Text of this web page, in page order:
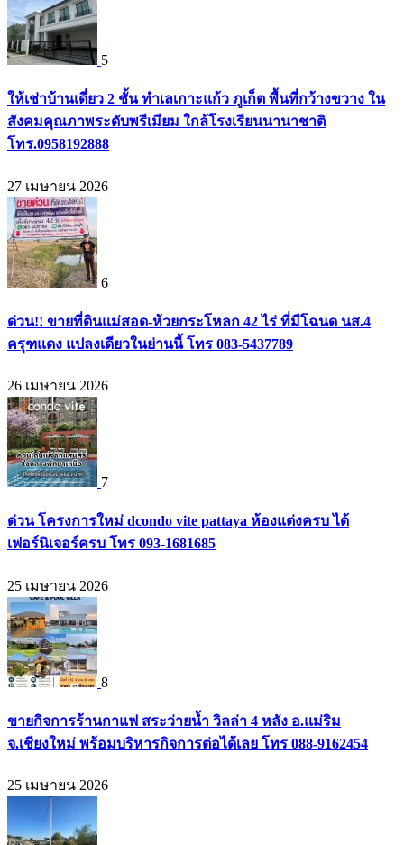
5
ให้เช่าบ้านเดี่ยว 2 ชั้น ทำเลเกาะแก้ว ภูเก็ต พื้นที่กว้างขวาง ใน
สังคมคุณภาพระดับพรีเมียม ใกล้โรงเรียนนานาชาติ
โทร.0958192888
27 เมษายน 2026
6
ด่วน!! ขายที่ดินแม่สอด-ห้วยกระโหลก 42 ไร่ ที่มีโฉนด นส.4
ครุฑแดง แปลงเดียวในย่านนี้ โทร 083-5437789
26 เมษายน 2026
7
ด่วน โครงการใหม่ dcondo vite pattaya ห้องแต่งครบ ได้
เฟอร์นิเจอร์ครบ โทร 093-1681685
25 เมษายน 2026
8
ขายกิจการร้านกาแฟ สระว่ายน้ำ วิลล่า 4 หลัง อ.แม่ริม
จ.เชียงใหม่ พร้อมบริหารกิจการต่อได้เลย โทร 088-9162454
25 เมษายน 2026